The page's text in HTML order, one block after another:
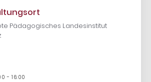
Pädagogisches Landesinstitut
- 16:00